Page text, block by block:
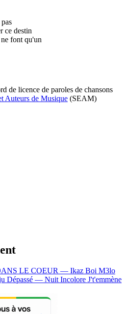
ce destin
font qu'un
de licence de paroles de chansons
Auteurs de Musique (SEAM)
LE COEUR — Ikaz Boi M3lo
Dépassé — Nuit Incolore J't'emmène